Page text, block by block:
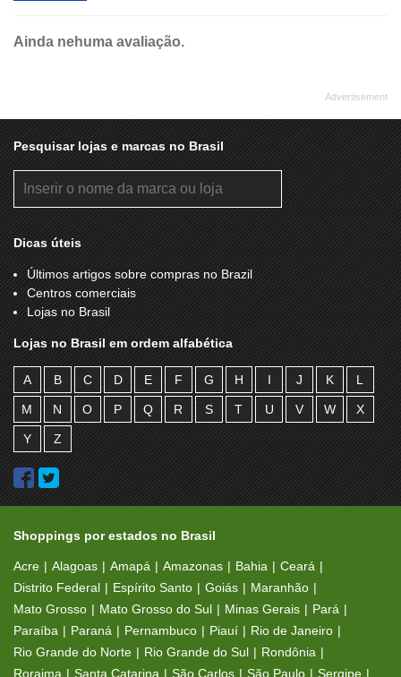
G Barbosa
Grand Café Grão Espresso
Habib’s Havaianas
Hering Hizzon
Hope In the Street
Info+Foto Insinuante
Iphone Connect Itaú
Jacques Janine John John
Kalunga Kinkin Foto Digital
Kopenhagen Larshopping
Lavlux Le Biscuit
Le Lis Blanc Leader
Leão de Ouro Lilica & Tigor
Loteria Bela da Sorte Luaçanã Collection
Luk Parfums L’acqua di Fiori
Magazine Luiza Mahalo
Ainda nehuma avaliação.
Pesquisar lojas e marcas no Brasil
Dicas úteis
Últimos artigos sobre compras no Brazil
Centros comerciais
Lojas no Brasil
Lojas no Brasil em ordem alfabética
A B C D E F G H I J K L
M N O P Q R S T U V W X
Y Z
Shoppings por estados no Brasil
Acre Alagoas Amapá Amazonas Bahia
Ceará
Distrito Federal
Espírito Santo Goiás
Maranhão
Mato Grosso
Mato Grosso do Sul Minas Gerais
Pará
Paraíba
Paraná Pernambuco Piauí
Rio de Janeiro
Rio Grande do Norte
Rio Grande do Sul
Rondônia
Roraima
Santa Catarina São Carlos São Paulo Sergipe